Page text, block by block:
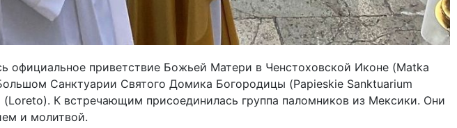
официальное приветствие Божьей Матери в Ченстоховской Иконе (Matka
Санктуарии Святого Домика Богородицы (Papieskie Sanktuarium
К встречающим присоединилась группа паломников из Мексики. Они
и молитвой.